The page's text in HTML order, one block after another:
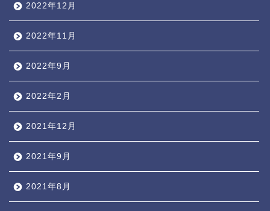
2022年12月
2022年11月
2022年9月
2022年2月
2021年12月
2021年9月
2021年8月